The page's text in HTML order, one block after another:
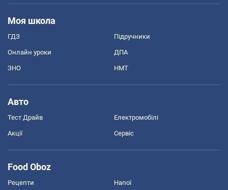
Моя школа
ГДЗ Підручники
Онлайн уроки ДПА
ЗНО НМТ
Авто
Тест Драйв Електромобілі
Акції Сервіс
Food Oboz
Рецепти Напої